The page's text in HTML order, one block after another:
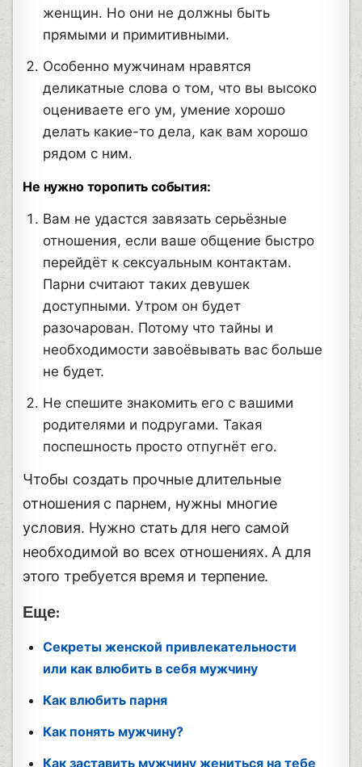
женщин. Но они не должны быть
прямыми и примитивными.
Особенно мужчинам нравятся
деликатные слова о том, что вы высоко
оцениваете его ум, умение хорошо
делать какие-то дела, как вам хорошо
рядом с ним.
Не нужно торопить события:
Вам не удастся завязать серьёзные
отношения, если ваше общение быстро
перейдёт к сексуальным контактам.
Парни считают таких девушек
доступными. Утром он будет
разочарован. Потому что тайны и
необходимости завоёвывать вас больше
не будет.
Не спешите знакомить его с вашими
родителями и подругами. Такая
поспешность просто отпугнёт его.
Чтобы создать прочные длительные
отношения с парнем, нужны многие
условия. Нужно стать для него самой
необходимой во всех отношениях. А для
этого требуется время и терпение.
Еще:
Секреты женской привлекательности
или как влюбить в себя мужчину
Как влюбить парня
Как понять мужчину?
Как заставить мужчину жениться на тебе